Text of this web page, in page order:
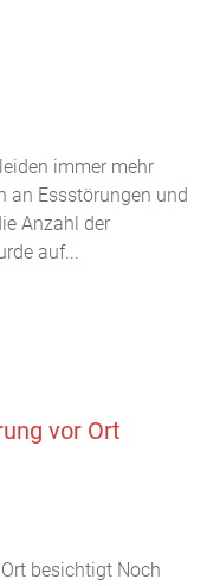
immer mehr
an Essstörungen und
Anzahl der
auf...
vor Ort
besichtigt Noch